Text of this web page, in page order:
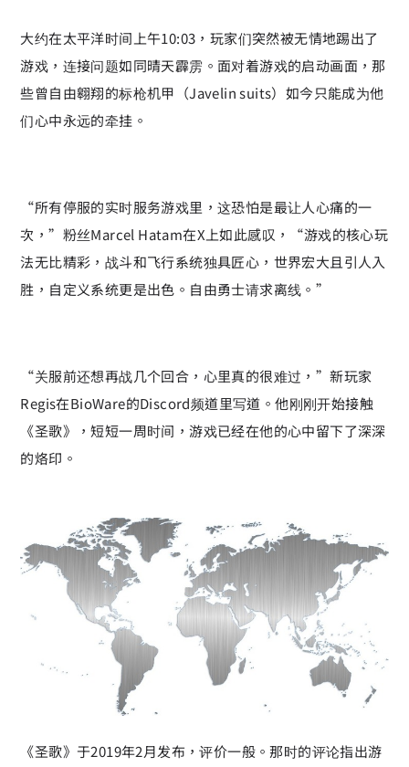
大约在太平洋时间上午10:03，玩家们突然被无情地踢出了
游戏，连接问题如同晴天霹雳。面对着游戏的启动画面，那
些曾自由翱翔的标枪机甲（Javelin suits）如今只能成为他
们心中永远的牵挂。
“所有停服的实时服务游戏里，这恐怕是最让人心痛的一
次，”粉丝Marcel Hatam在X上如此感叹，“游戏的核心玩
法无比精彩，战斗和飞行系统独具匠心，世界宏大且引人入
胜，自定义系统更是出色。自由勇士请求离线。”
“关服前还想再战几个回合，心里真的很难过，”新玩家
Regis在BioWare的Discord频道里写道。他刚刚开始接触
《圣歌》，短短一周时间，游戏已经在他的心中留下了深深
的烙印。
《圣歌》于2019年2月发布，评价一般。那时的评论指出游